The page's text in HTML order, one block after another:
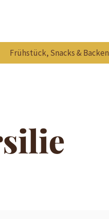
Frühstück, Snacks & Backen